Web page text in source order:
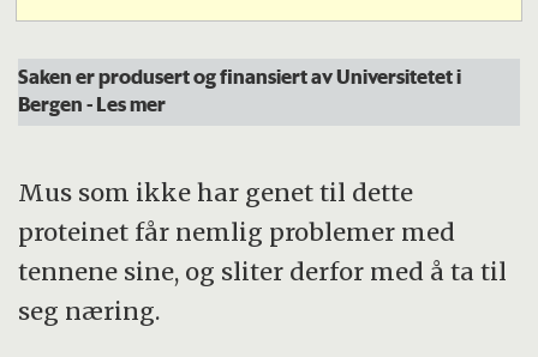
Saken er produsert og finansiert av Universitetet i
Bergen- Les mer
Mus som ikke har genet til dette
proteinet får nemlig problemer med
tennene sine, og sliter derfor med å ta til
seg næring.